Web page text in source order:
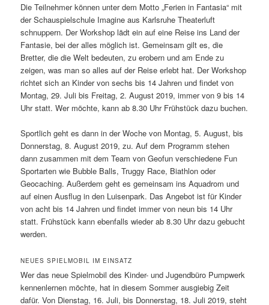
Die Teilnehmer können unter dem Motto „Ferien in Fantasia“ mit
der Schauspielschule Imagine aus Karlsruhe Theaterluft
schnuppern. Der Workshop lädt ein auf eine Reise ins Land der
Fantasie, bei der alles möglich ist. Gemeinsam gilt es, die
Bretter, die die Welt bedeuten, zu erobern und am Ende zu
zeigen, was man so alles auf der Reise erlebt hat. Der Workshop
richtet sich an Kinder von sechs bis 14 Jahren und findet von
Montag, 29. Juli bis Freitag, 2. August 2019, immer von 9 bis 14
Uhr statt. Wer möchte, kann ab 8.30 Uhr Frühstück dazu buchen.
Sportlich geht es dann in der Woche von Montag, 5. August, bis
Donnerstag, 8. August 2019, zu. Auf dem Programm stehen
dann zusammen mit dem Team von Geofun verschiedene Fun
Sportarten wie Bubble Balls, Truggy Race, Biathlon oder
Geocaching. Außerdem geht es gemeinsam ins Aquadrom und
auf einen Ausflug in den Luisenpark. Das Angebot ist für Kinder
von acht bis 14 Jahren und findet immer von neun bis 14 Uhr
statt. Frühstück kann ebenfalls wieder ab 8.30 Uhr dazu gebucht
werden.
NEUES SPIELMOBIL IM EINSATZ
Wer das neue Spielmobil des Kinder- und Jugendbüro Pumpwerk
kennenlernen möchte, hat in diesem Sommer ausgiebig Zeit
dafür. Von Dienstag, 16. Juli, bis Donnerstag, 18. Juli 2019, steht